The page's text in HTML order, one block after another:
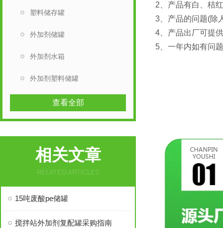
塑料储存罐
外加剂储罐
外加剂水箱
外加剂塑料储罐
查看全部
相关文章
RELATED ARTICLES
15吨废酸pe储罐
搅拌站外加剂复配罐采购指南
2、产品有白、
3、产品的问题(
4、产品出厂可
5、一年内如有问